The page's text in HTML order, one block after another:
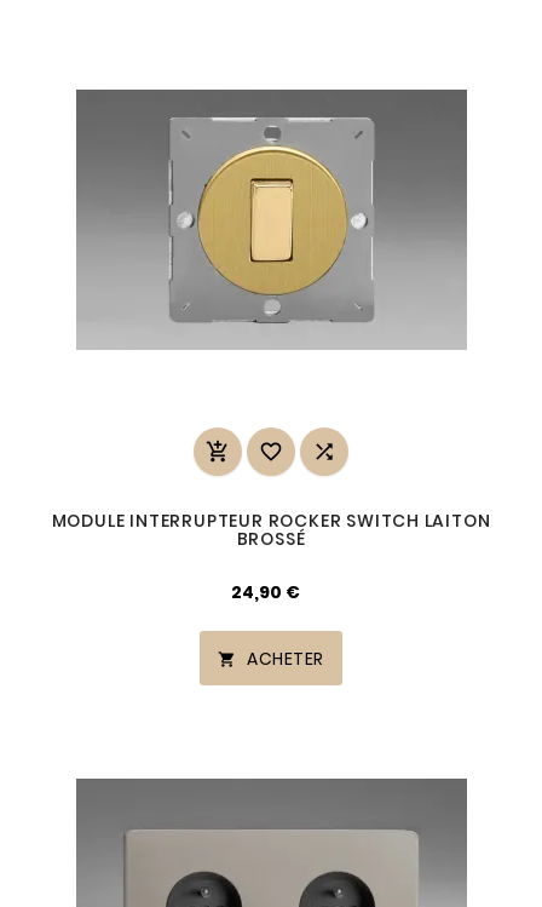
  
MODULE INTERRUPTEUR ROCKER SWITCH LAITON
BROSSÉ
24,90 €
 ACHETER